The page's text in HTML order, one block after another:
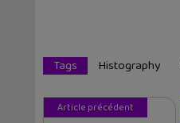
Tags Histography
Article précédent